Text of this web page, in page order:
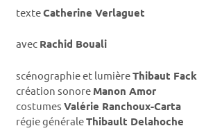
texteCatherine Verlaguet
avec Rachid Bouali
scénographie et lumièreThibaut Fack
création sonore Manon Amor
costumesValérie Ranchoux-Carta
régie généraleThibault Delahoche